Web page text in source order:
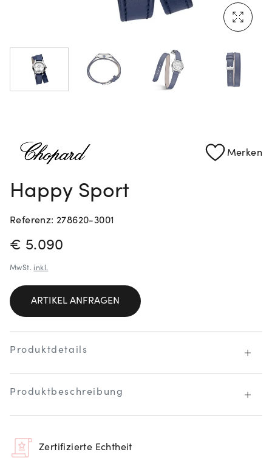
Rolex Certified Pre-Owned entdecken
Merken
Happy Sport
Referenz: 278620-3001
PREISINFORMATIONEN
€ 5.090
MwSt. inkl.
ARTIKEL ANFRAGEN
Produktdetails
Produktbeschreibung
Zertifizierte Echtheit